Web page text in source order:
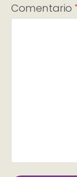
Comentario *